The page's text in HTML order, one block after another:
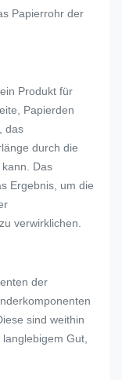
Papierrohr der
Produkt für
Papierden
das
durch die
Das
Ergebnis, um die
verwirklichen.
der
sind weithin
Gut,